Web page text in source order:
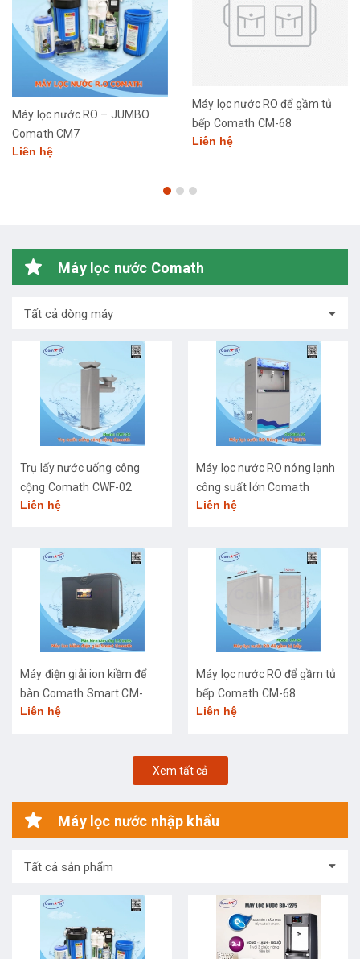
Máy lọc nước RO – JUMBO
Comath CM7
Liên hệ
Máy lọc nước RO để gầm tủ
bếp Comath CM-68
Liên hệ
Máy lọc nước Comath
Tất cả dòng máy
Trụ lấy nước uống công
cộng Comath CWF-02
Liên hệ
Máy lọc nước RO nóng lạnh
công suất lớn Comath
CM2681-50
Liên hệ
Máy điện giải ion kiềm để
bàn Comath Smart CM-
3668
Liên hệ
Máy lọc nước RO để gầm tủ
bếp Comath CM-68
Liên hệ
Xem tất cả
Máy lọc nước nhập khẩu
Tất cả sản phẩm